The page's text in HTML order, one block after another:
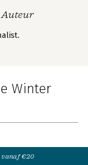
Auteur
Winter
vanaf €20